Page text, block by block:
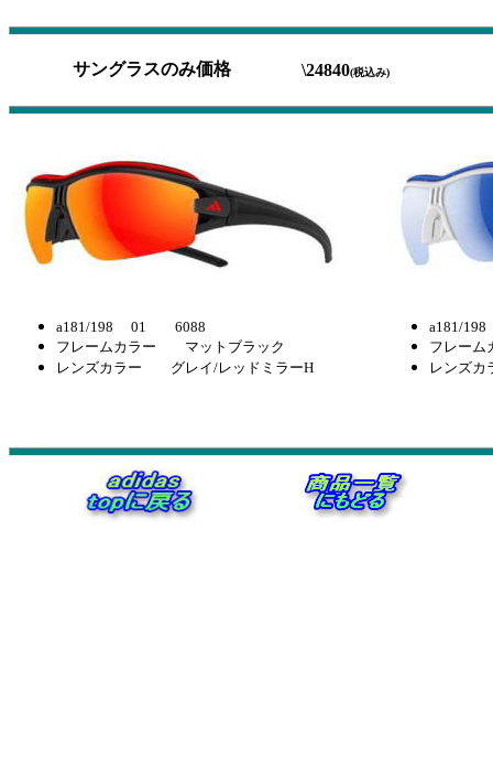
サングラスのみ価格 \24840(税込み)
a181/198 01 6088
フレームカラー マットブラック
レンズカラー グレイ/レッドミラーH
a181/
フレー
レンズ